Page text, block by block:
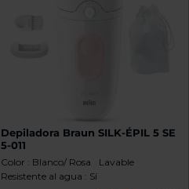
Depiladora Braun SILK-ÉPIL 5 SE
5-011
Color : Blanco/ Rosa
Lavable
Resistente al agua : Sí